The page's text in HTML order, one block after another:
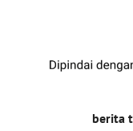
berita